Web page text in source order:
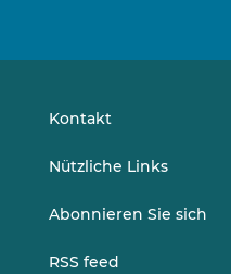
Kontakt
Nützliche Links
Abonnieren Sie sich
RSS feed